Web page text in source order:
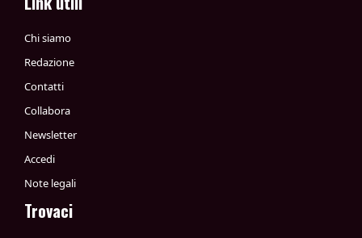
Chi siamo
Redazione
Contatti
Collabora
Newsletter
Accedi
Note legali
Trovaci